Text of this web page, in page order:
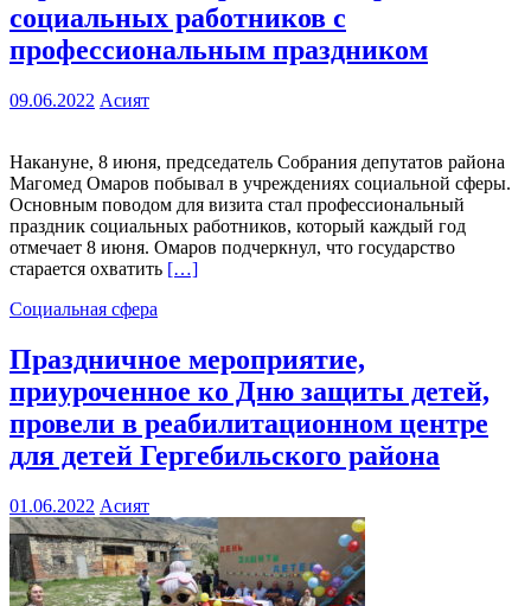
социальных работников с
профессиональным праздником
09.06.2022 Асият
Накануне, 8 июня, председатель Собрания депутатов района
Магомед Омаров побывал в учреждениях социальной сферы.
Основным поводом для визита стал профессиональный
праздник социальных работников, который каждый год
отмечает 8 июня. Омаров подчеркнул, что государство
старается охватить […]
Социальная сфера
Праздничное мероприятие,
приуроченное ко Дню защиты детей,
провели в реабилитационном центре
для детей Гергебильского района
01.06.2022 Асият